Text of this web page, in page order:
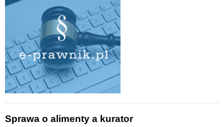
Sprawa o alimenty a kurator